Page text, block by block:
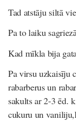
Tad atstāju siltā
Pa to laiku
Kad mīkla bija
Pa virsu uzkaisīju
rabarberus un
sakults ar 2-3 ēd.
cukuru un